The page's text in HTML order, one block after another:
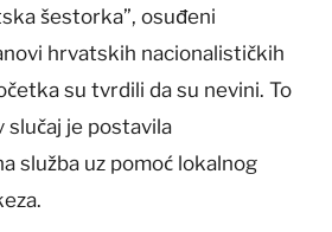
šestorka”, osuđeni
hrvatskih nacionalističkih
su tvrdili da su nevini. To
je postavila
služba uz pomoć lokalnog